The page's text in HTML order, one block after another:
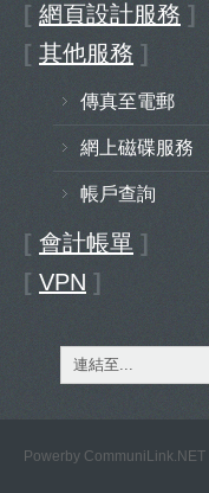
[ 網頁設計服務 ]
[ 其他服務 ]
傳真至電郵
網上磁碟服務
帳戶查詢
[ 會計帳單 ]
[ VPN ]
Powerby CommuniLink.NET